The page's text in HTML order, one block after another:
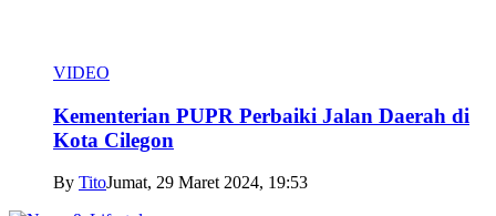
VIDEO
Kementerian PUPR Perbaiki Jalan Daerah di
Kota Cilegon
By TitoJumat, 29 Maret 2024, 19:53